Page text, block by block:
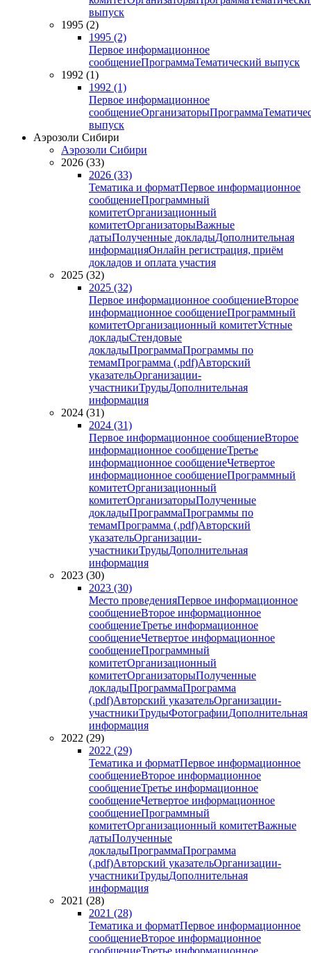
выпуск
1995 (2)
1995 (2)
Первое информационное
сообщениеПрограммаТематический выпуск
1992 (1)
1992 (1)
Первое информационное
сообщениеОрганизаторыПрограмма
выпуск
Аэрозоли Сибири
Аэрозоли Сибири
2026 (33)
2026 (33)
Тематика и форматПервое информационное
сообщениеПрограммный
комитетОрганизационный
комитетОрганизаторыВажные
датыПолученные докладыДополнительная
информацияОнлайн регистрация, приём
докладов и оплата участия
2025 (32)
2025 (32)
Первое информационное сообщениеВторое
информационное сообщениеПрограммный
комитетОрганизационный комитетУстные
докладыСтендовые
докладыПрограммаПрограммы по
темамПрограмма (.pdf)Авторский
указательОрганизации-
участникиТрудыДополнительная
информация
2024 (31)
2024 (31)
Первое информационное сообщениеВторое
информационное сообщениеТретье
информационное сообщениеЧетвертое
информационное сообщениеПрограммный
комитетОрганизационный
комитетОрганизаторыПолученные
докладыПрограммаПрограммы по
темамПрограмма (.pdf)Авторский
указательОрганизации-
участникиТрудыДополнительная
информация
2023 (30)
2023 (30)
Место проведенияПервое информационное
сообщениеВторое информационное
сообщениеТретье информационное
сообщениеЧетвертое информационное
сообщениеПрограммный
комитетОрганизационный
комитетОрганизаторыПолученные
докладыПрограммаПрограмма
(.pdf)Авторский указательОрганизации-
участникиТрудыФотографииДополнительная
информация
2022 (29)
2022 (29)
Тематика и форматПервое информационное
сообщениеВторое информационное
сообщениеТретье информационное
сообщениеЧетвертое информационное
сообщениеПрограммный
комитетОрганизационный комитетВажные
датыПолученные
докладыПрограммаПрограмма
(.pdf)Авторский указательОрганизации-
участникиТрудыДополнительная
информация
2021 (28)
2021 (28)
Тематика и форматПервое информационное
сообщениеВторое информационное
сообщениеТретье информационное